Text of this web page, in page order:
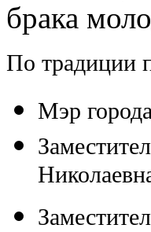
брака
По традиции
Мэр